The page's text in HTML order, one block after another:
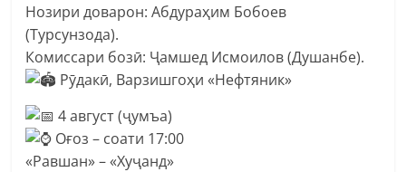
Нозири доварон: Абдураҳим Бобоев
(Турсунзода).
Комиссари бозӣ: Ҷамшед Исмоилов (Душанбе).
Рӯдакӣ, Варзишгоҳи «Нефтяник»
4 август (ҷумъа)
Оғоз – соати 17:00
«Равшан» – «Хуҷанд»